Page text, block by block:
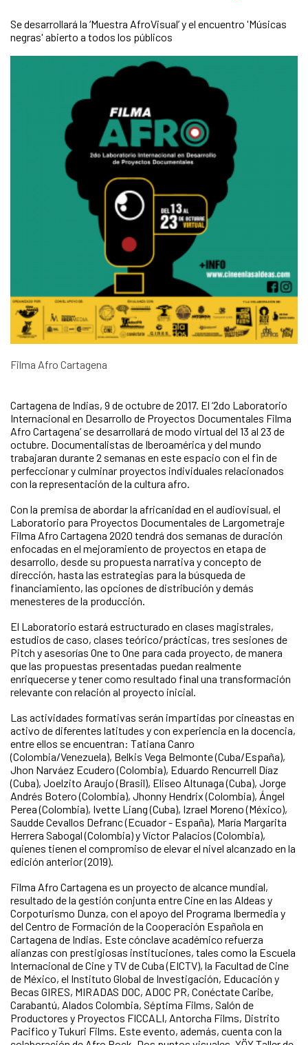
Se desarrollará la ‘Muestra AfroVisual’ y el encuentro 'Músicas
negras' abierto a todos los públicos
Filma Afro Cartagena
Cartagena de Indias, 9 de octubre de 2017. El ‘2do Laboratorio
Internacional en Desarrollo de Proyectos Documentales Filma
Afro Cartagena’ se desarrollará de modo virtual del 13 al 23 de
octubre. Documentalistas de Iberoamérica y del mundo
trabajaran durante 2 semanas en este espacio con el fin de
perfeccionar y culminar proyectos individuales relacionados
con la representación de la cultura afro.
Con la premisa de abordar la africanidad en el audiovisual, el
Laboratorio para Proyectos Documentales de Largometraje
Filma Afro Cartagena 2020 tendrá dos semanas de duración
enfocadas en el mejoramiento de proyectos en etapa de
desarrollo, desde su propuesta narrativa y concepto de
dirección, hasta las estrategias para la búsqueda de
financiamiento, las opciones de distribución y demás
menesteres de la producción.
El Laboratorio estará estructurado en clases magistrales,
estudios de caso, clases teórico/prácticas, tres sesiones de
Pitch y asesorías One to One para cada proyecto, de manera
que las propuestas presentadas puedan realmente
enriquecerse y tener como resultado final una transformación
relevante con relación al proyecto inicial.
Las actividades formativas serán impartidas por cineastas en
activo de diferentes latitudes y con experiencia en la docencia,
entre ellos se encuentran: Tatiana Canro
(Colombia/Venezuela), Belkis Vega Belmonte (Cuba/España),
Jhon Narváez Ecudero (Colombia), Eduardo Rencurrell Díaz
(Cuba), Joelzito Araujo (Brasil), Eliseo Altunaga (Cuba), Jorge
Andrés Botero (Colombia), Jhonny Hendrix (Colombia), Ángel
Perea (Colombia), Ivette Liang (Cuba), Izrael Moreno (México),
Saudde Cevallos Defranc (Ecuador - España), María Margarita
Herrera Sabogal (Colombia) y Víctor Palacios (Colombia),
quienes tienen el compromiso de elevar el nivel alcanzado en la
edición anterior (2019).
Filma Afro Cartagena es un proyecto de alcance mundial,
resultado de la gestión conjunta entre Cine en las Aldeas y
Corpoturismo Dunza, con el apoyo del Programa Ibermedia y
del Centro de Formación de la Cooperación Española en
Cartagena de Indias. Este cónclave académico refuerza
alianzas con prestigiosas instituciones, tales como la Escuela
Internacional de Cine y TV de Cuba (EICTV), la Facultad de Cine
de México, el Instituto Global de Investigación, Educación y
Becas GIRES, MIRADAS DOC, ADOC PR, Conéctate Caribe,
Carabantú, Alados Colombia, Séptima Films, Salón de
Productores y Proyectos FICCALI, Antorcha Films, Distrito
Pacifico y Tukuri Films. Este evento, además, cuenta con la